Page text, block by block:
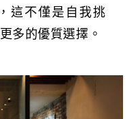
這不僅是自我挑
多的優質選擇。